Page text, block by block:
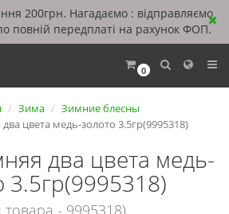
200грн. Нагадаємо : відправляємо
повній передплаті на рахунок ФОП.
0
Зима
Зимние блесны
цвета медь-золото 3.5гр(9995318)
два цвета медь-
3.5гр(9995318)
товара - 9995318)